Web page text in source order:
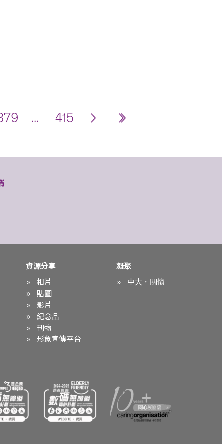
... 415
資源分享
相片
貼圖
影片
紀念品
刊物
形象宣傳平台
凝聚
中大．關懷